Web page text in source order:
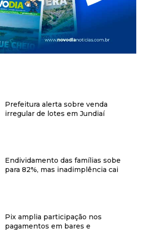
Prefeitura alerta sobre venda
irregular de lotes em Jundiaí
Endividamento das famílias sobe
para 82%, mas inadimplência cai
Pix amplia participação nos
pagamentos em bares e